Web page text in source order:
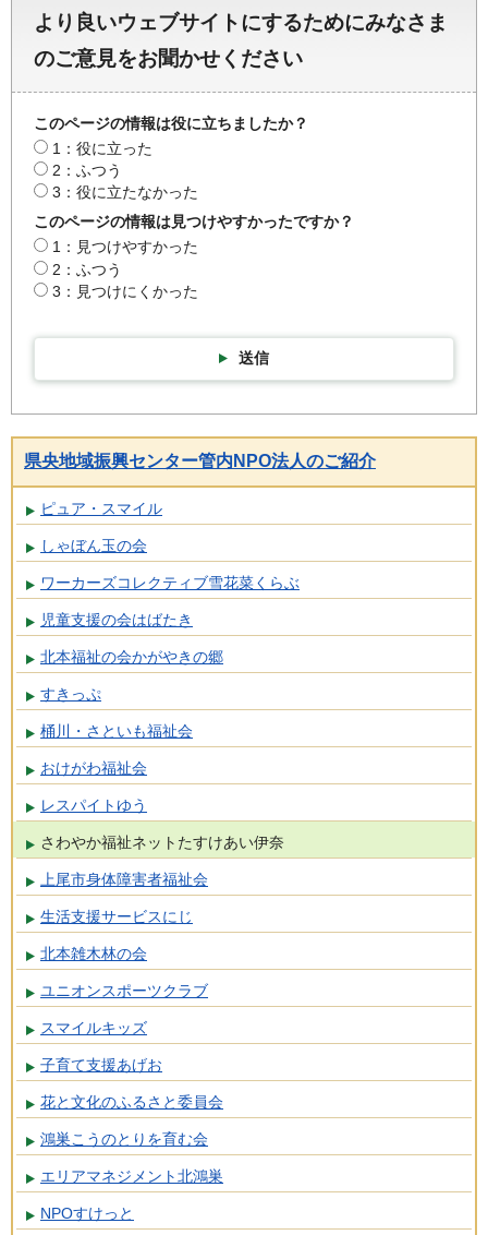
より良いウェブサイトにするためにみなさま
のご意見をお聞かせください
このページの情報は役に立ちましたか？
1：役に立った
2：ふつう
3：役に立たなかった
このページの情報は見つけやすかったですか？
1：見つけやすかった
2：ふつう
3：見つけにくかった
送信
県央地域振興センター管内NPO法人のご紹介
ピュア・スマイル
しゃぼん玉の会
ワーカーズコレクティブ雪花菜くらぶ
児童支援の会はばたき
北本福祉の会かがやきの郷
すきっぷ
桶川・さといも福祉会
おけがわ福祉会
レスパイトゆう
さわやか福祉ネットたすけあい伊奈
上尾市身体障害者福祉会
生活支援サービスにじ
北本雑木林の会
ユニオンスポーツクラブ
スマイルキッズ
子育て支援あげお
花と文化のふるさと委員会
鴻巣こうのとりを育む会
エリアマネジメント北鴻巣
NPOすけっと